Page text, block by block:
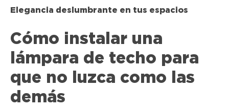
Elegancia deslumbrante en tus espacios
Cómo instalar una
lámpara de techo para
que no luzca como las
demás